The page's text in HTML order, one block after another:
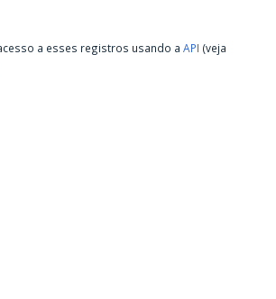
a esses registros usando a API (veja